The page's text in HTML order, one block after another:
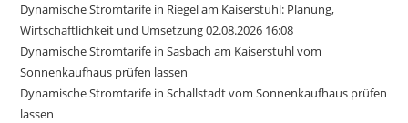
Dynamische Stromtarife in Riegel am Kaiserstuhl: Planung,
Wirtschaftlichkeit und Umsetzung 02.08.2026 16:08
Dynamische Stromtarife in Sasbach am Kaiserstuhl vom
Sonnenkaufhaus prüfen lassen
Dynamische Stromtarife in Schallstadt vom Sonnenkaufhaus prüfen
lassen